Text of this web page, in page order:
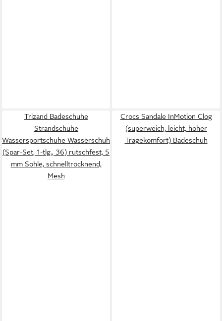
Trizand Badeschuhe
Strandschuhe
Wassersportschuhe Wasserschuh
(Spar-Set, 1-tlg., 36) rutschfest, 5
mm Sohle, schnelltrocknend,
Mesh
Crocs Sandale InMotion Clog
(superweich, leicht, hoher
Tragekomfort) Badeschuh